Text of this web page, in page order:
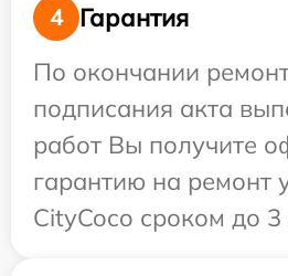
4
Гарантия
По окончании
подписания акта
работ Вы получите
гарантию на ремонт
CityCoco сроком до 3